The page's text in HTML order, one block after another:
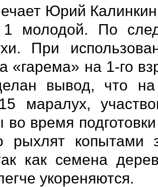
Юрий
1 молодой. По
При
«гарема» на 1-го
вывод, что на
маралух,
время
рыхлят копытами
как семена
укореняются.